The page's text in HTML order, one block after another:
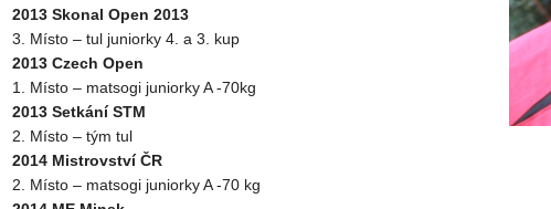
2013 Skonal Open 2013
3. Místo – tul juniorky 4. a 3. kup
2013 Czech Open
1. Místo – matsogi juniorky A -70kg
2013 Setkání STM
2. Místo – tým tul
2014 Mistrovství ČR
2. Místo – matsogi juniorky A -70 kg